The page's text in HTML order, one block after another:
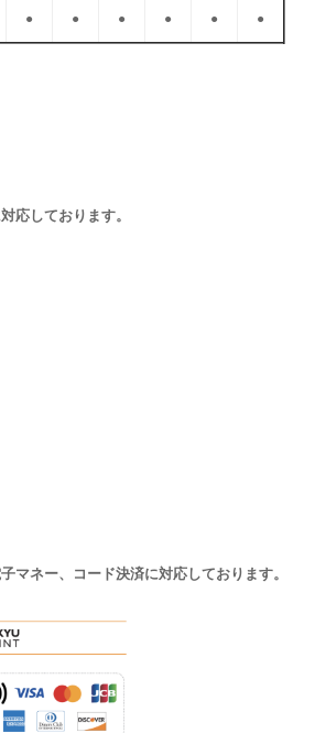
● ● ● ● ● ●
応しております。
マネー、コード決済に対応しております。